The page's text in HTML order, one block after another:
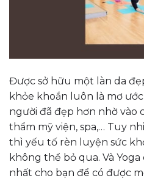
Được sở hữu một làn da
khỏe khoắn luôn là mơ
người đã đẹp hơn nhờ vào
thẩm mỹ viện, spa,… Tuy
thì yếu tố rèn luyện sức
không thể bỏ qua. Và
nhất cho bạn để có được